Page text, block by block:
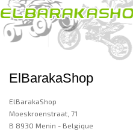
ElBarakaShop
ElBarakaShop
Moeskroenstraat, 71
B 8930 Menin - Belgique